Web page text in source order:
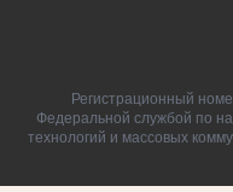
Регистрационный
Федеральной службой по
технологий и массовых